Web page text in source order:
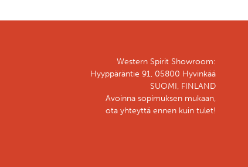
Western Spirit Showroom:
Hyyppäräntie 91, 05800 Hyvinkää
SUOMI, FINLAND
Avoinna sopimuksen mukaan,
ota yhteyttä ennen kuin tulet!